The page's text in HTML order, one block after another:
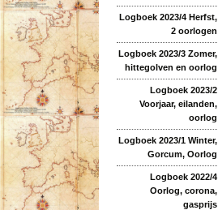
Logboek 2023/4 Herfst,
2 oorlogen
Logboek 2023/3 Zomer,
hittegolven en oorlog
Logboek 2023/2
Voorjaar, eilanden,
oorlog
Logboek 2023/1 Winter,
Gorcum, Oorlog
Logboek 2022/4
Oorlog, corona,
gasprijs